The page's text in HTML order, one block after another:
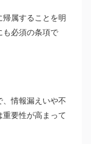
属することを明
も必須の条項で
情報漏えいや不
要性が高まって